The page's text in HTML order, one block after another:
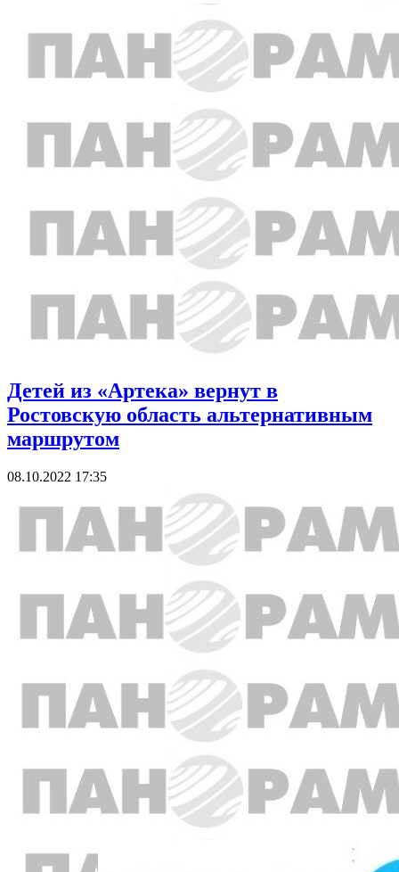
Детей из «Артека» вернут в
Ростовскую область альтернативным
маршрутом
08.10.2022 17:35